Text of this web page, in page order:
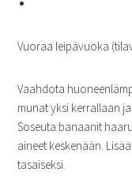
Vuoraa leipävuoka
Vaahdota
munat yksi kerrallaan
Soseuta banaanit
aineet keskenään.
tasaiseksi.